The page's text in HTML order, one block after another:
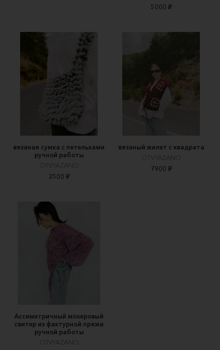
5000 ₽
вязаная сумка с петельками
ручной работы
OTVYAZANO
2500 ₽
вязаный жилет с квадрата
OTVYAZANO
7900 ₽
Ассиметричный мохеровый
свитер из фактурной пряжи
ручной работы
OTVYAZANO